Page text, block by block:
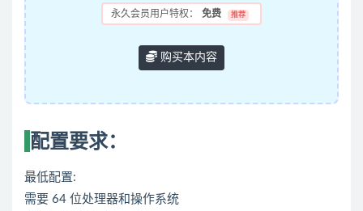
永久会员用户特权： 免费 推荐
购买本内容
配置要求：
最低配置:
需要 64 位处理器和操作系统